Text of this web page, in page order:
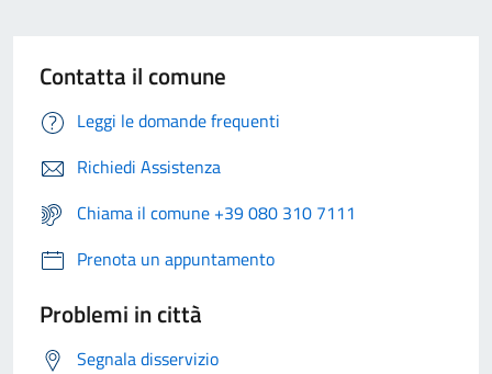
Contatta il comune
Leggi le domande frequenti
Richiedi Assistenza
Chiama il comune +39 080 310 7111
Prenota un appuntamento
Problemi in città
Segnala disservizio